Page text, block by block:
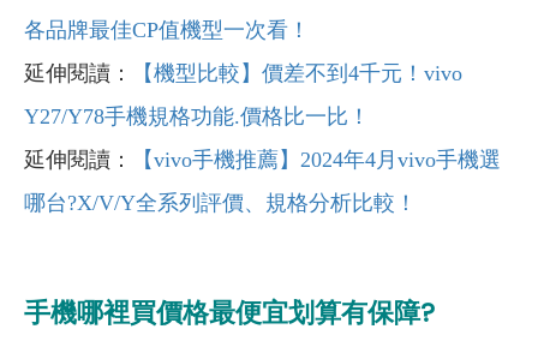
各品牌最佳CP值機型一次看！
延伸閱讀：
【機型比較】價差不到4千元！vivo
Y27/Y78手機規格功能.價格比一比！
延伸閱讀：
【vivo手機推薦】2024年4月vivo手機選
哪台?X/V/Y全系列評價、規格分析比較！
手機哪裡買價格最便宜划算有保障?